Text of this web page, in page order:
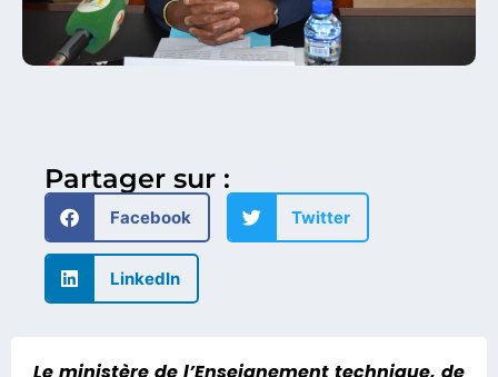
Partager sur :
Facebook Twitter
LinkedIn